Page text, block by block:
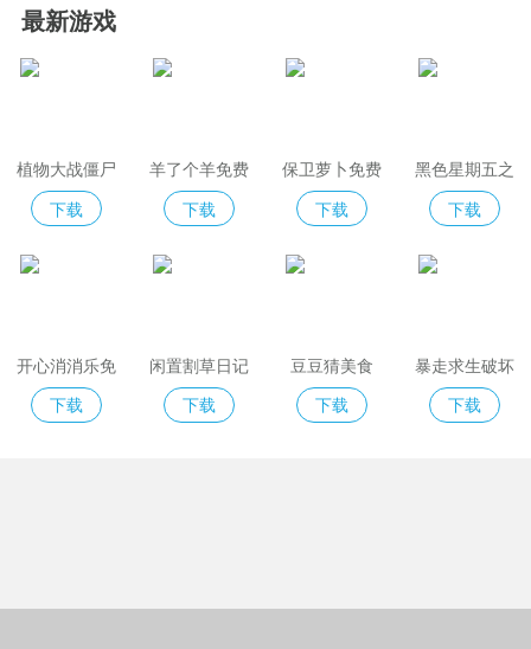
最新游戏
植物大战僵尸
2免费版
下载
羊了个羊免费
下载
保卫萝卜免费
版
下载
黑色星期五之
夜indiecross
下载
开心消消乐免
费版
下载
闲置割草日记
下载
豆豆猜美食
下载
暴走求生破坏
模拟器
下载